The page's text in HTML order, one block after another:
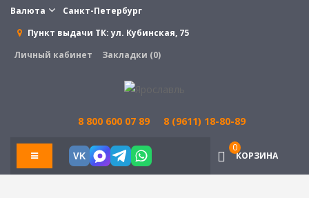
Валюта
Санкт-Петербург
Пункт выдачи ТК:ул. Кубинская, 75
Личный кабинет
Закладки (0)
8 800 600 07 89 8 (9611) 18-80-89
VK КОРЗИНА
0